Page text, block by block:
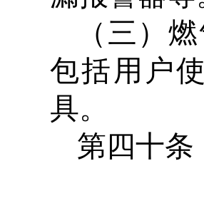
（三）
包括用户
具。
第四十